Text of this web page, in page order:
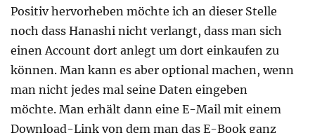
Positiv hervorheben möchte ich an dieser Stelle
noch dass Hanashi nicht verlangt, dass man sich
einen Account dort anlegt um dort einkaufen zu
können. Man kann es aber optional machen, wenn
man nicht jedes mal seine Daten eingeben
möchte. Man erhält dann eine E-Mail mit einem
Download-Link von dem man das E-Book ganz